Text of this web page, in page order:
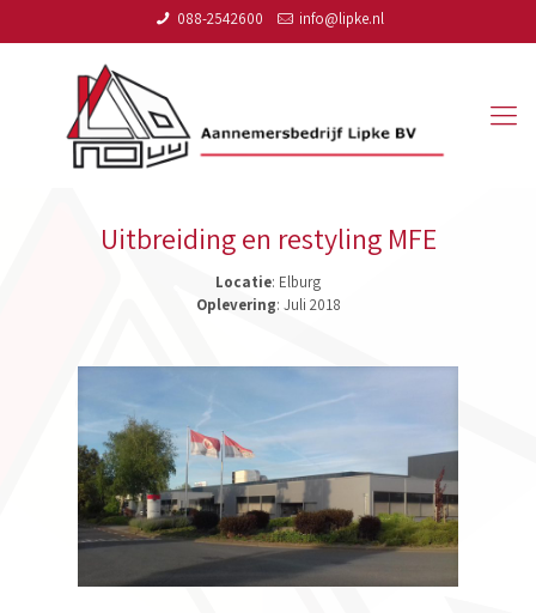
088-2542600 info@lipke.nl
Uitbreiding en restyling MFE
Locatie: Elburg
Oplevering: Juli 2018